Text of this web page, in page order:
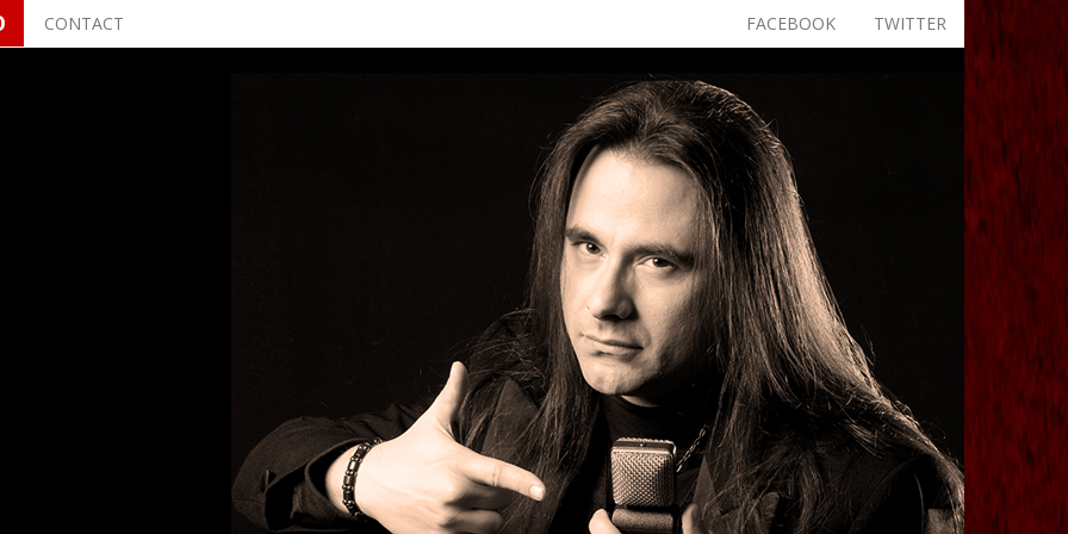
CONTACT TWITTER
FACEBOOK